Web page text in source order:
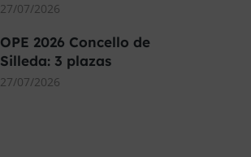
27/07/2026
OPE 2026 Concello de
Silleda: 3 plazas
27/07/2026